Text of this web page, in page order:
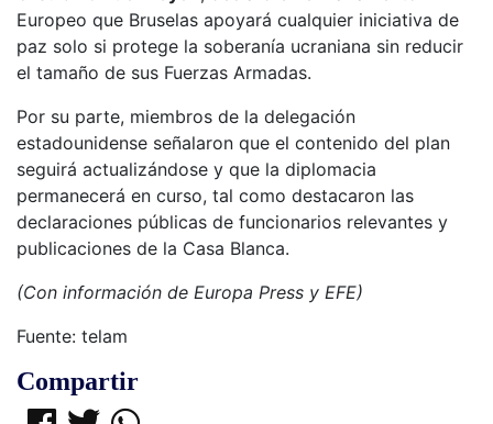
Europeo que Bruselas apoyará cualquier iniciativa de
paz solo si protege la soberanía ucraniana sin reducir
el tamaño de sus Fuerzas Armadas.
Por su parte, miembros de la delegación
estadounidense señalaron que el contenido del plan
seguirá actualizándose y que la diplomacia
permanecerá en curso, tal como destacaron las
declaraciones públicas de funcionarios relevantes y
publicaciones de la Casa Blanca.
(Con información de Europa Press y EFE)
Fuente: telam
Compartir